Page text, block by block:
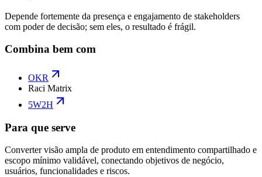
Depende fortemente da presença e engajamento de stakeholders
com poder de decisão; sem eles, o resultado é frágil.
Combina bem com
OKR
Raci Matrix
5W2H
Para que serve
Converter visão ampla de produto em entendimento compartilhado e
escopo mínimo validável, conectando objetivos de negócio,
usuários, funcionalidades e riscos.